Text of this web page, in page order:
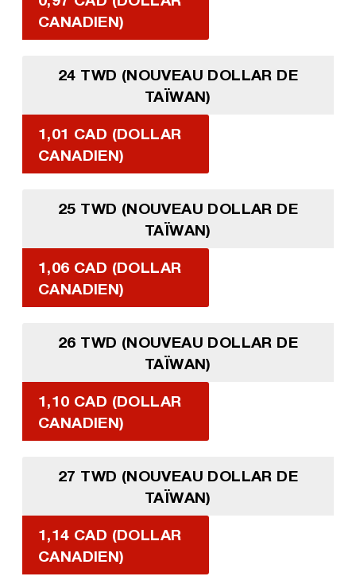
CANADIEN)
24 TWD (NOUVEAU DOLLAR DE
TAÏWAN)
1,01 CAD (DOLLAR
CANADIEN)
25 TWD (NOUVEAU DOLLAR DE
TAÏWAN)
1,06 CAD (DOLLAR
CANADIEN)
26 TWD (NOUVEAU DOLLAR DE
TAÏWAN)
1,10 CAD (DOLLAR
CANADIEN)
27 TWD (NOUVEAU DOLLAR DE
TAÏWAN)
1,14 CAD (DOLLAR
CANADIEN)